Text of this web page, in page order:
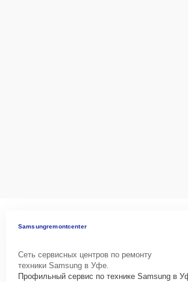
Samsungremontcenter
Сеть сервисных центров по ремонту
техники Samsung в Уфе.
Профильный сервис по технике Samsung в